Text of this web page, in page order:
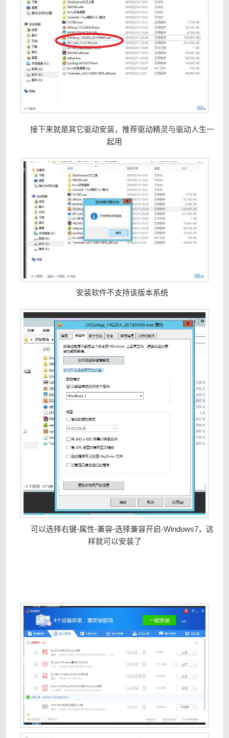
接下来就是其它驱动安装，推荐驱动精灵与驱动人生一
起用
安装软件不支持该版本系统
可以选择右键-属性-兼容-选择兼容开启-Windows7，这
样就可以安装了